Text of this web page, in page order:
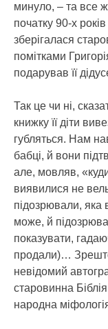
минуло, – та все
початку 90-х
зберігалася
помітками
подарував її
Так це чи ні,
книжку її діти
губляться. Нам
бабці, й вони
але, мовляв,
виявилися не
підозрювали, яка
може, й
показувати,
продали)…
невідомий
старовинна
народна